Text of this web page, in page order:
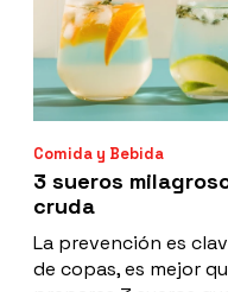
Comida y Bebida
3 sueros
cruda
La prevención es
de copas, es mejor